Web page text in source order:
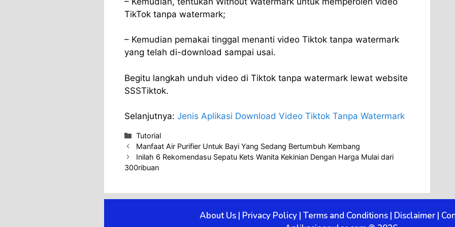
TikTok tanpa watermark;
– Kemudian pemakai tinggal menanti video Tiktok tanpa watermark
yang telah di-download sampai usai.
Begitu langkah unduh video di Tiktok tanpa watermark lewat website
SSSTiktok.
Selanjutnya: Jenis Aplikasi Download Video Tiktok Tanpa Watermark
Categories
Tutorial
Manfaat Air Purifier Untuk Bayi Yang Sedang Bertumbuh Kembang
Inilah 6 Rekomendasu Sepatu Kets Wanita Kekinian Dengan Harga Mulai dari
300ribuan
About Us| Privacy Policy| Terms and Conditions| Disclaimer|